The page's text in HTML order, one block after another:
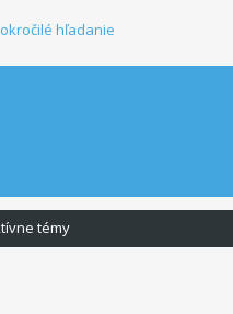
hľadanie
témy